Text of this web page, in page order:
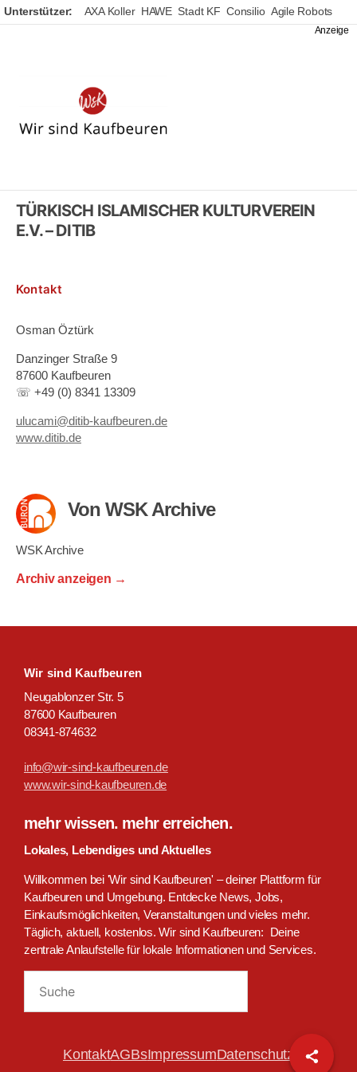
Unterstützer: AXA Koller HAWE Stadt KF Consilio Agile Robots
TÜRKISCH ISLAMISCHER KULTURVEREIN
E.V. – DITIB
Kontakt
Osman Öztürk
Danzinger Straße 9
87600 Kaufbeuren
☏ +49 (0) 8341 13309
ulucami@ditib-kaufbeuren.de
www.ditib.de
Von WSK Archive
WSK Archive
Archiv anzeigen →
Wir sind Kaufbeuren
Neugablonzer Str. 5
87600 Kaufbeuren
08341-874632
info@wir-sind-kaufbeuren.de
www.wir-sind-kaufbeuren.de
mehr wissen. mehr erreichen.
Lokales, Lebendiges und Aktuelles
Willkommen bei 'Wir sind Kaufbeuren' – deiner Plattform für
Kaufbeuren und Umgebung. Entdecke News, Jobs,
Einkaufsmöglichkeiten, Veranstaltungen und vieles mehr.
Täglich, aktuell, kostenlos. Wir sind Kaufbeuren: Deine
zentrale Anlaufstelle für lokale Informationen und Services.
KontaktAGBsImpressumDatenschutz